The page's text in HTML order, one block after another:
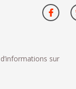
sur